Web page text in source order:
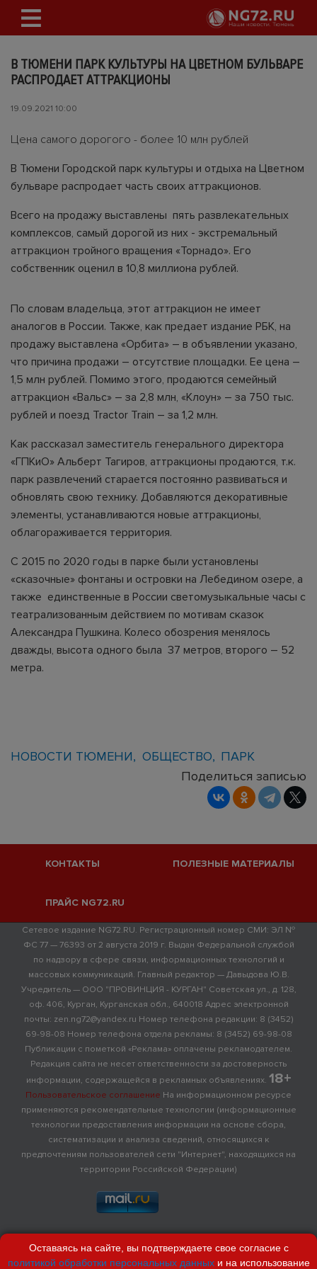
В ТЮМЕНИ ПАРК КУЛЬТУРЫ НА ЦВЕТНОМ БУЛЬВАРЕ
РАСПРОДАЕТ АТТРАКЦИОНЫ
19.09.2021 10:00
Цена самого дорогого - более 10 млн рублей
В Тюмени Городской парк культуры и отдыха на Цветном
бульваре распродает часть своих аттракционов.
Всего на продажу выставлены пять развлекательных
комплексов, самый дорогой из них - экстремальный
аттракцион тройного вращения «Торнадо». Его
собственник оценил в 10,8 миллиона рублей.
По словам владельца, этот аттракцион не имеет
аналогов в России. Также, как предает издание РБК, на
продажу выставлена «Орбита» – в объявлении указано,
что причина продажи – отсутствие площадки. Ее цена –
1,5 млн рублей. Помимо этого, продаются семейный
аттракцион «Вальс» – за 2,8 млн, «Клоун» – за 750 тыс.
рублей и поезд Tractor Train – за 1,2 млн.
Как рассказал заместитель генерального директора
«ГПКиО» Альберт Тагиров, аттракционы продаются, т.к.
парк развлечений старается постоянно развиваться и
обновлять свою технику. Добавляются декоративные
элементы, устанавливаются новые аттракционы,
облагораживается территория.
С 2015 по 2020 годы в парке были установлены
«сказочные» фонтаны и островки на Лебедином озере, а
также единственные в России светомузыкальные часы с
театрализованным действием по мотивам сказок
Александра Пушкина. Колесо обозрения менялось
дважды, высота одного была 37 метров, второго – 52
метра.
НОВОСТИ ТЮМЕНИ ОБЩЕСТВО
ПАРК
Поделиться записью
КОНТАКТЫ ПОЛЕЗНЫЕ МАТЕРИАЛЫ
ПРАЙС NG72.RU
Сетевое издание NG72.RU. Регистрационный номер СМИ: ЭЛ №
ФС 77 — 76393 от 2 августа 2019 г. Выдан Федеральной службой
по надзору в сфере связи, информационных технологий и
массовых коммуникаций. Главный редактор — Давыдова Ю.В.
Учредитель — ООО "ПРОВИНЦИЯ - КУРГАН" Советская ул., д. 128,
оф. 406, Курган, Курганская обл., 640018 Адрес электронной
почты: zen.ng72@yandex.ru Номер телефона редакции: 8 (3452)
69-98-08 Номер телефона отдела рекламы: 8 (3452) 69-98-08
Публикации с пометкой «Реклама» оплачены рекламодателем.
Редакция сайта не несет ответственности за достоверность
информации, содержащейся в рекламных объявлениях. 18+
Пользовательское соглашение На информационном ресурсе
применяются рекомендательные технологии (информационные
технологии предоставления информации на основе сбора,
систематизации и анализа сведений, относящихся к
предпочтениям пользователей сети "Интернет", находящихся на
территории Российской Федерации)
Оставаясь на сайте, вы подтверждаете свое согласие с
политикой обработки персональных данныхи на использование